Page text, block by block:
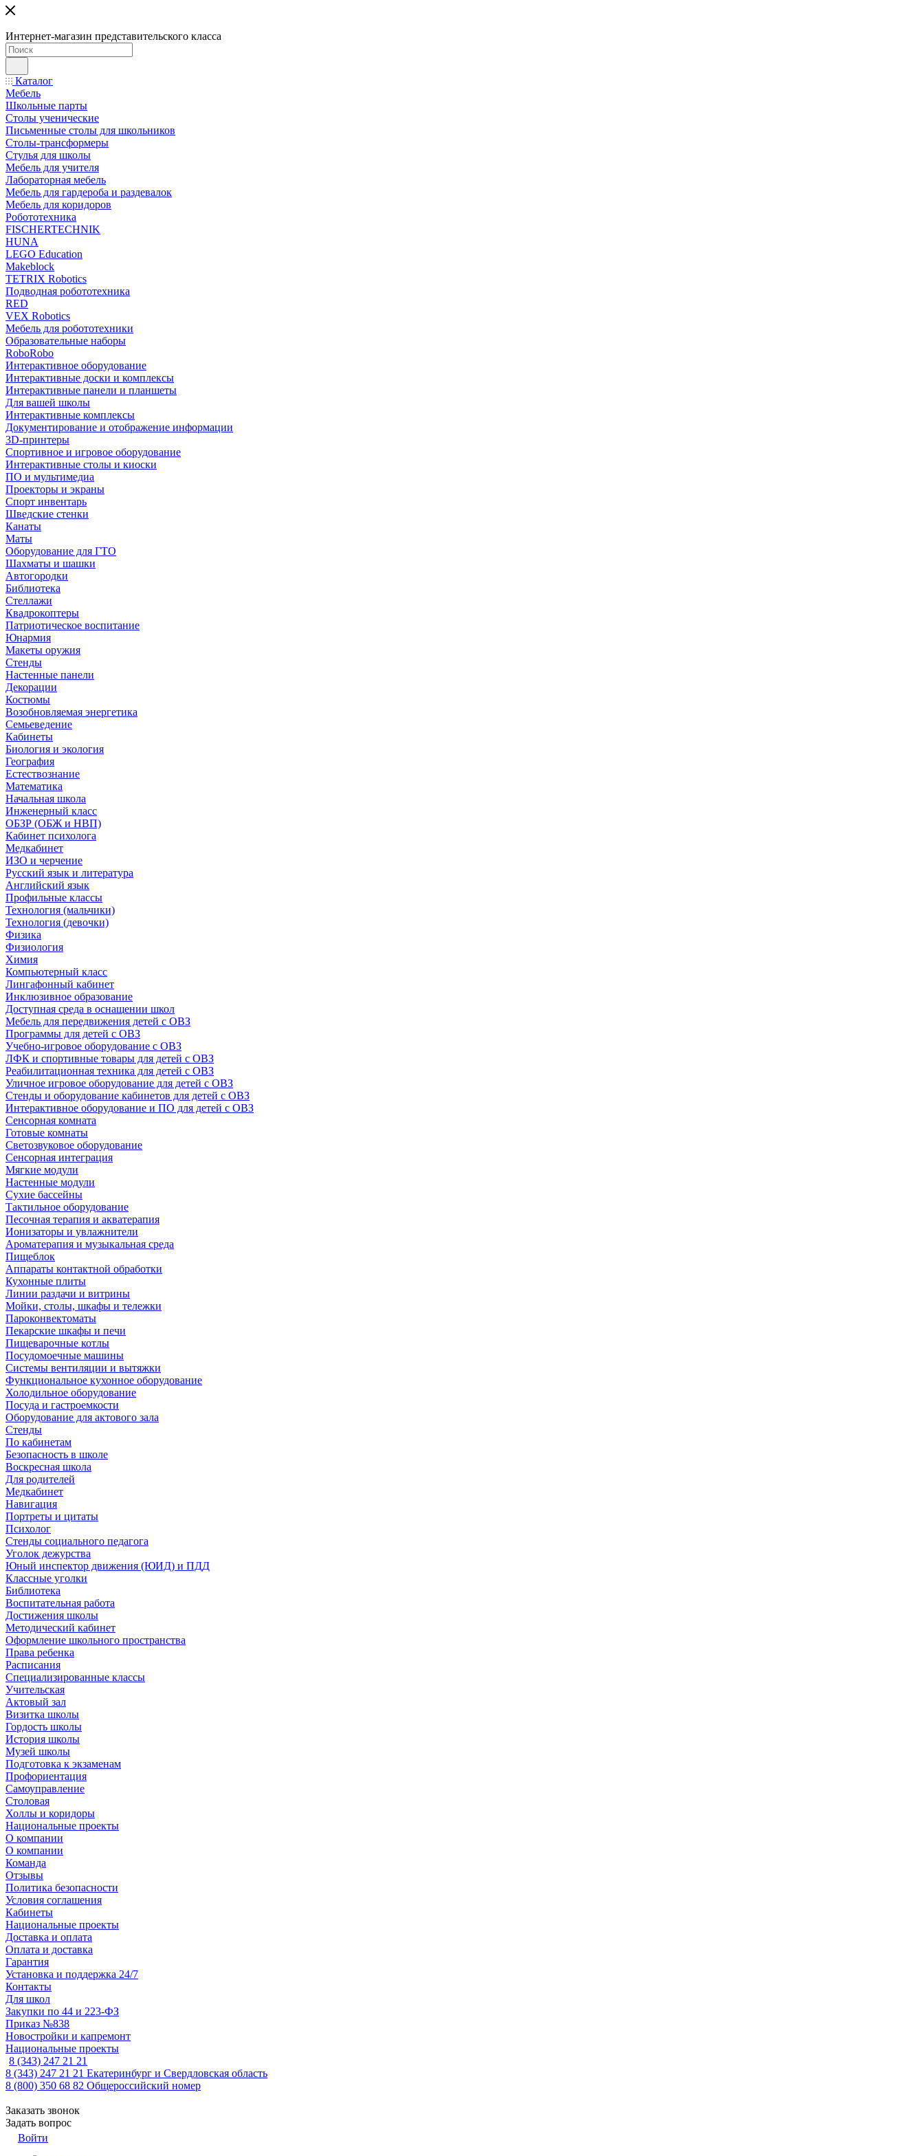
Интернет-магазин представительского класса
Каталог
Мебель
Школьные парты
Столы ученические
Письменные столы для школьников
Столы-трансформеры
Стулья для школы
Мебель для учителя
Лабораторная мебель
Мебель для гардероба и раздевалок
Мебель для коридоров
Робототехника
FISCHERTECHNIK
HUNA
LEGO Education
Makeblock
TETRIX Robotics
Подводная робототехника
RED
VEX Robotics
Мебель для робототехники
Образовательные наборы
RoboRobo
Интерактивное оборудование
Интерактивные доски и комплексы
Интерактивные панели и планшеты
Для вашей школы
Интерактивные комплексы
Документирование и отображение информации
3D-принтеры
Спортивное и игровое оборудование
Интерактивные столы и киоски
ПО и мультимедиа
Проекторы и экраны
Спорт инвентарь
Шведские стенки
Канаты
Маты
Оборудование для ГТО
Шахматы и шашки
Автогородки
Библиотека
Стеллажи
Квадрокоптеры
Патриотическое воспитание
Юнармия
Макеты оружия
Стенды
Настенные панели
Декорации
Костюмы
Возобновляемая энергетика
Семьеведение
Кабинеты
Биология и экология
География
Естествознание
Математика
Начальная школа
Инженерный класс
ОБЗР (ОБЖ и НВП)
Кабинет психолога
Медкабинет
ИЗО и черчение
Русский язык и литература
Английский язык
Профильные классы
Технология (мальчики)
Технология (девочки)
Физика
Физиология
Химия
Компьютерный класс
Лингафонный кабинет
Инклюзивное образование
Доступная среда в оснащении школ
Мебель для передвижения детей с ОВЗ
Программы для детей с ОВЗ
Учебно-игровое оборудование с ОВЗ
ЛФК и спортивные товары для детей с ОВЗ
Реабилитационная техника для детей с ОВЗ
Уличное игровое оборудование для детей с ОВЗ
Стенды и оборудование кабинетов для детей с ОВЗ
Интерактивное оборудование и ПО для детей с ОВЗ
Сенсорная комната
Готовые комнаты
Светозвуковое оборудование
Сенсорная интеграция
Мягкие модули
Настенные модули
Сухие бассейны
Тактильное оборудование
Песочная терапия и акватерапия
Ионизаторы и увлажнители
Ароматерапия и музыкальная среда
Пищеблок
Аппараты контактной обработки
Кухонные плиты
Линии раздачи и витрины
Мойки, столы, шкафы и тележки
Пароконвектоматы
Пекарские шкафы и печи
Пищеварочные котлы
Посудомоечные машины
Системы вентиляции и вытяжки
Функциональное кухонное оборудование
Холодильное оборудование
Посуда и гастроемкости
Оборудование для актового зала
Стенды
По кабинетам
Безопасность в школе
Воскресная школа
Для родителей
Медкабинет
Навигация
Портреты и цитаты
Психолог
Стенды социального педагога
Уголок дежурства
Юный инспектор движения (ЮИД) и ПДД
Классные уголки
Библиотека
Воспитательная работа
Достижения школы
Методический кабинет
Оформление школьного пространства
Права ребенка
Расписания
Специализированные классы
Учительская
Актовый зал
Визитка школы
Гордость школы
История школы
Музей школы
Подготовка к экзаменам
Профориентация
Самоуправление
Столовая
Холлы и коридоры
Национальные проекты
О компании
О компании
Команда
Отзывы
Политика безопасности
Условия соглашения
Кабинеты
Национальные проекты
Доставка и оплата
Оплата и доставка
Гарантия
Установка и поддержка 24/7
Контакты
Для школ
Закупки по 44 и 223-ФЗ
Приказ №838
Новостройки и капремонт
Национальные проекты
8 (343) 247 21 21
8 (343) 247 21 21 Екатеринбург и Свердловская область
8 (800) 350 68 82 Общероссийский номер
Заказать звонок
Задать вопрос
Войти